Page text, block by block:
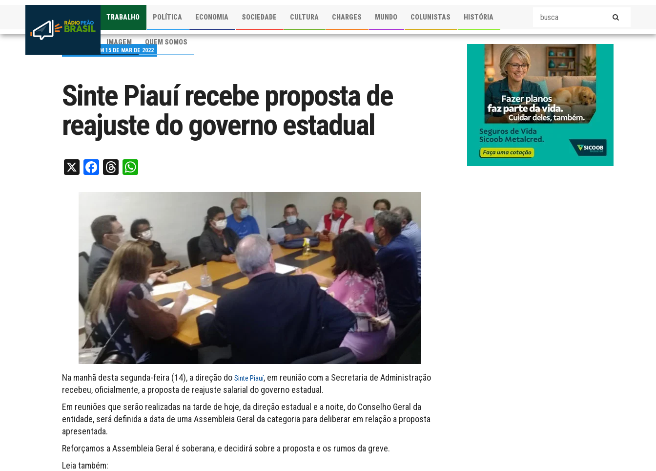
TRABALHO POLÍTICA ECONOMIA SOCIEDADE CULTURA CHARGES MUNDO COLUNISTAS HISTÓRIA
IMAGEM QUEM SOMOS
PUBLICADO EM 15 DE MAR DE 2022
Sinte Piauí recebe proposta de
reajuste do governo estadual
X Facebook
Threads
Na manhã desta segunda-feira (14), a direção do Sinte Piauí, em reunião com a Secretaria de Administração
recebeu, oficialmente, a proposta de reajuste salarial do governo estadual.
Em reuniões que serão realizadas na tarde de hoje, da direção estadual e a noite, do Conselho Geral da
entidade, será definida a data de uma Assembleia Geral da categoria para deliberar em relação a proposta
apresentada.
Reforçamos a Assembleia Geral é soberana, e decidirá sobre a proposta e os rumos da greve.
Leia também: